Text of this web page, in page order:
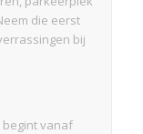
die eerst
bij
begint vanaf